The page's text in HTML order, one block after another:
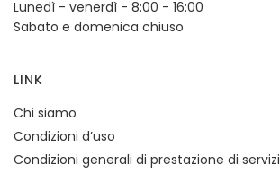
Lunedì - venerdì - 8:00 - 16:00
Sabato e domenica chiuso
LINK
Chi siamo
Condizioni d’uso
Condizioni generali di prestazione di servizi